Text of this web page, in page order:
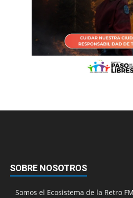
SOBRE NOSOTROS
Somos el Ecosistema de la Retro